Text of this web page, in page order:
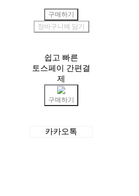
구매하기
장바구니에 담기
쉽고 빠른
토스페이 간편결
제
구매하기
카카오톡